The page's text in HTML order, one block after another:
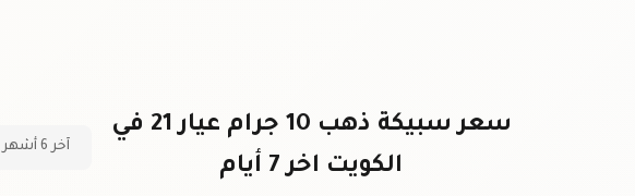
سعر سبيكة ذهب 10 جرام عيار 21 في
الكويت اخر 7 أيام
آخر 6 أشهر